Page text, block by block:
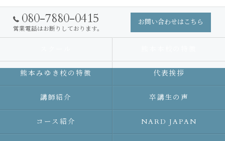
080-7880-0415
営業電話はお断りしております。
お問い合わせはこちら
熊本みゆき校の特徴 代表挨拶
講師紹介 卒講生の声
コース紹介 NARD JAPAN